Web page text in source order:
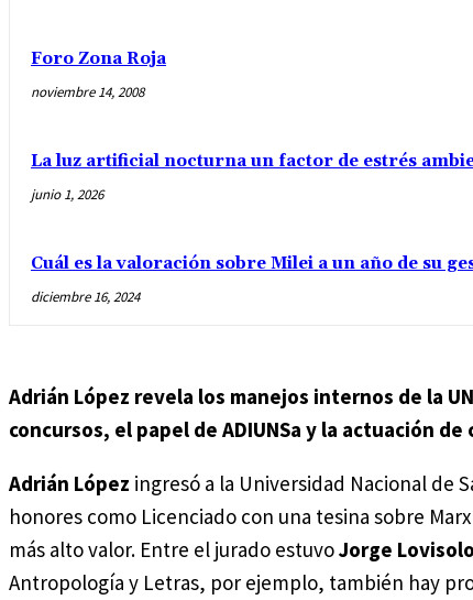
Foro Zona Roja
noviembre 14, 2008
La luz artificial nocturna un factor de estrés
junio 1, 2026
Cuál es la valoración sobre Milei a un año de su
diciembre 16, 2024
Adrián López revela los manejos internos de la
concursos, el papel de ADIUNSa y la actuación
Adrián López ingresó a la Universidad Nacional de
honores como Licenciado con una tesina sobre
más alto valor. Entre el jurado estuvoJorge Lovisolo
Antropología y Letras, por ejemplo, también hay